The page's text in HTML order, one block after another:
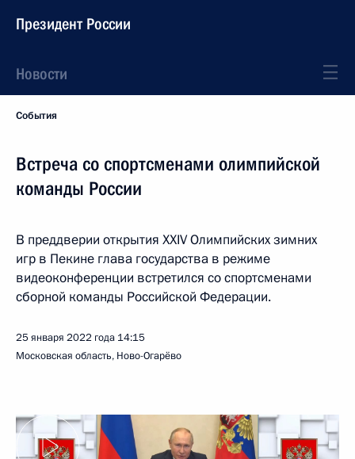
Президент России
Новости
События
Встреча со спортсменами олимпийской
команды России
В преддверии открытия XXIV Олимпийских зимних
игр в Пекине глава государства в режиме
видеоконференции встретился со спортсменами
сборной команды Российской Федерации.
25 января 2022 года 14:15
Московская область, Ново-Огарёво